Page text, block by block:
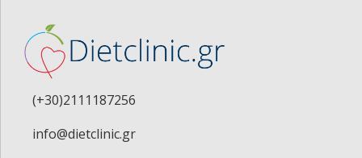
(+30)2111187256
info@dietclinic.gr